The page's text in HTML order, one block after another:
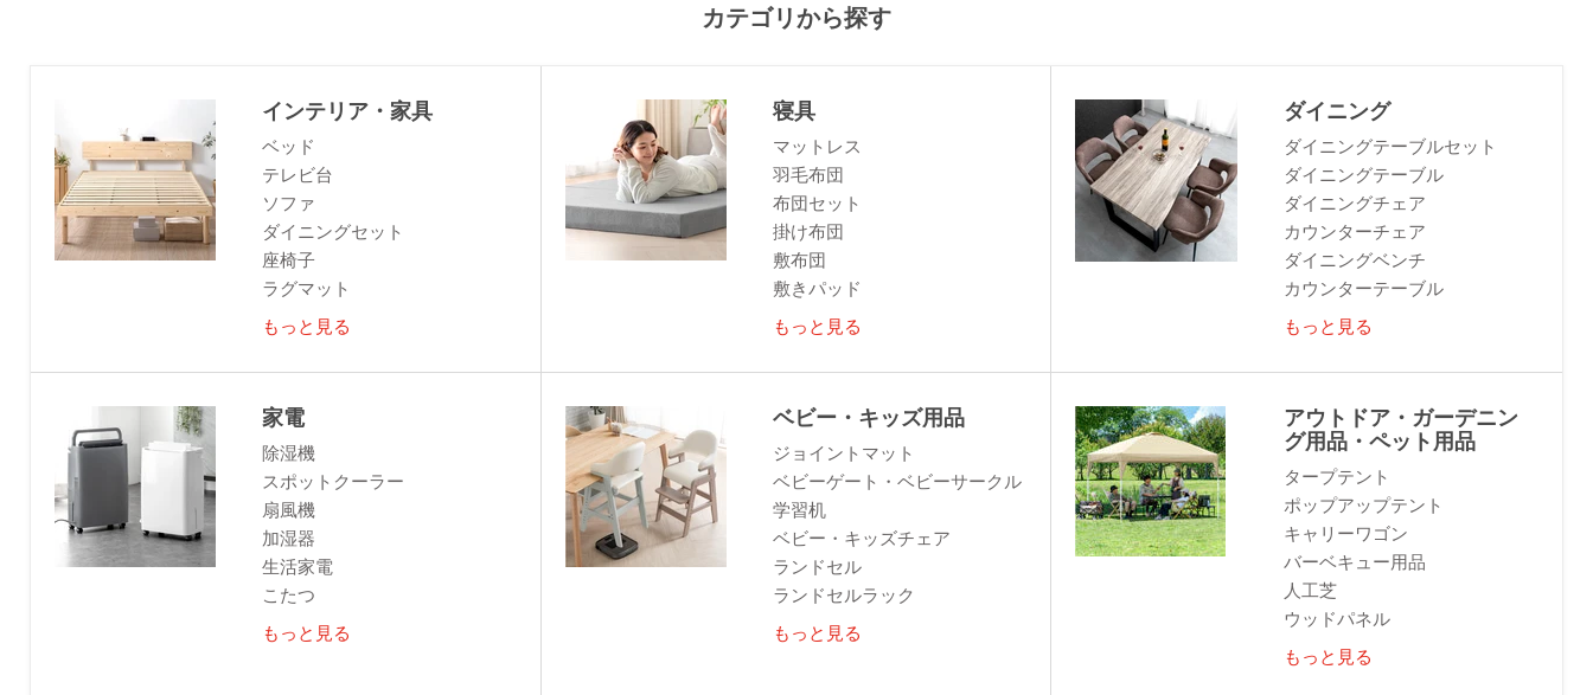
カテゴリから探す
インテリア・家具
ベッド
テレビ台
ソファ
ダイニングセット
座椅子
ラグマット
もっと見る
寝具
マットレス
羽毛布団
布団セット
掛け布団
敷布団
敷きパッド
もっと見る
ダイニング
ダイニングテーブルセット
ダイニングテーブル
ダイニングチェア
カウンターチェア
ダイニングベンチ
カウンターテーブル
もっと見る
家電
除湿機
スポットクーラー
扇風機
加湿器
生活家電
こたつ
もっと見る
ベビー・キッズ用品
ジョイントマット
ベビーゲート・ベビーサークル
学習机
ベビー・キッズチェア
ランドセル
ランドセルラック
もっと見る
アウトドア・ガーデニン
グ用品・ペット用品
タープテント
ポップアップテント
キャリーワゴン
バーベキュー用品
人工芝
ウッドパネル
もっと見る